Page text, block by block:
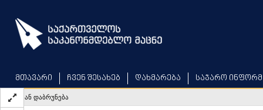
main
content
მთავარი ჩვენ შესახებ დახმარება საჯარო
უკან დაბრუნება